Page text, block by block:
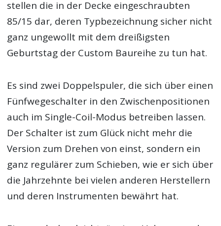
stellen die in der Decke eingeschraubten
85/15 dar, deren Typbezeichnung sicher nicht
ganz ungewollt mit dem dreißigsten
Geburtstag der Custom Baureihe zu tun hat.
Es sind zwei Doppelspuler, die sich über einen
Fünfwegeschalter in den Zwischenpositionen
auch im Single-Coil-Modus betreiben lassen.
Der Schalter ist zum Glück nicht mehr die
Version zum Drehen von einst, sondern ein
ganz regulärer zum Schieben, wie er sich über
die Jahrzehnte bei vielen anderen Herstellern
und deren Instrumenten bewährt hat.